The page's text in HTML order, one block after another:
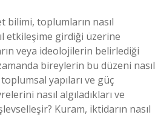
bilimi, toplumların nasıl
etkileşime girdiği üzerine
veya ideolojilerin belirlediği
bireylerin bu düzeni nasıl
yapıları ve güç
nasıl algıladıkları ve
Kuram, iktidarın nasıl